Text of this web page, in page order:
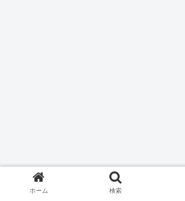
ホーム 検索